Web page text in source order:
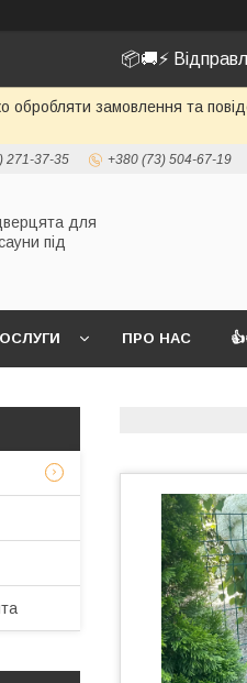
📦🚚⚡
замовлення та
271-37-35 +380 (73) 504-67-19
для
під
ПРО НАС